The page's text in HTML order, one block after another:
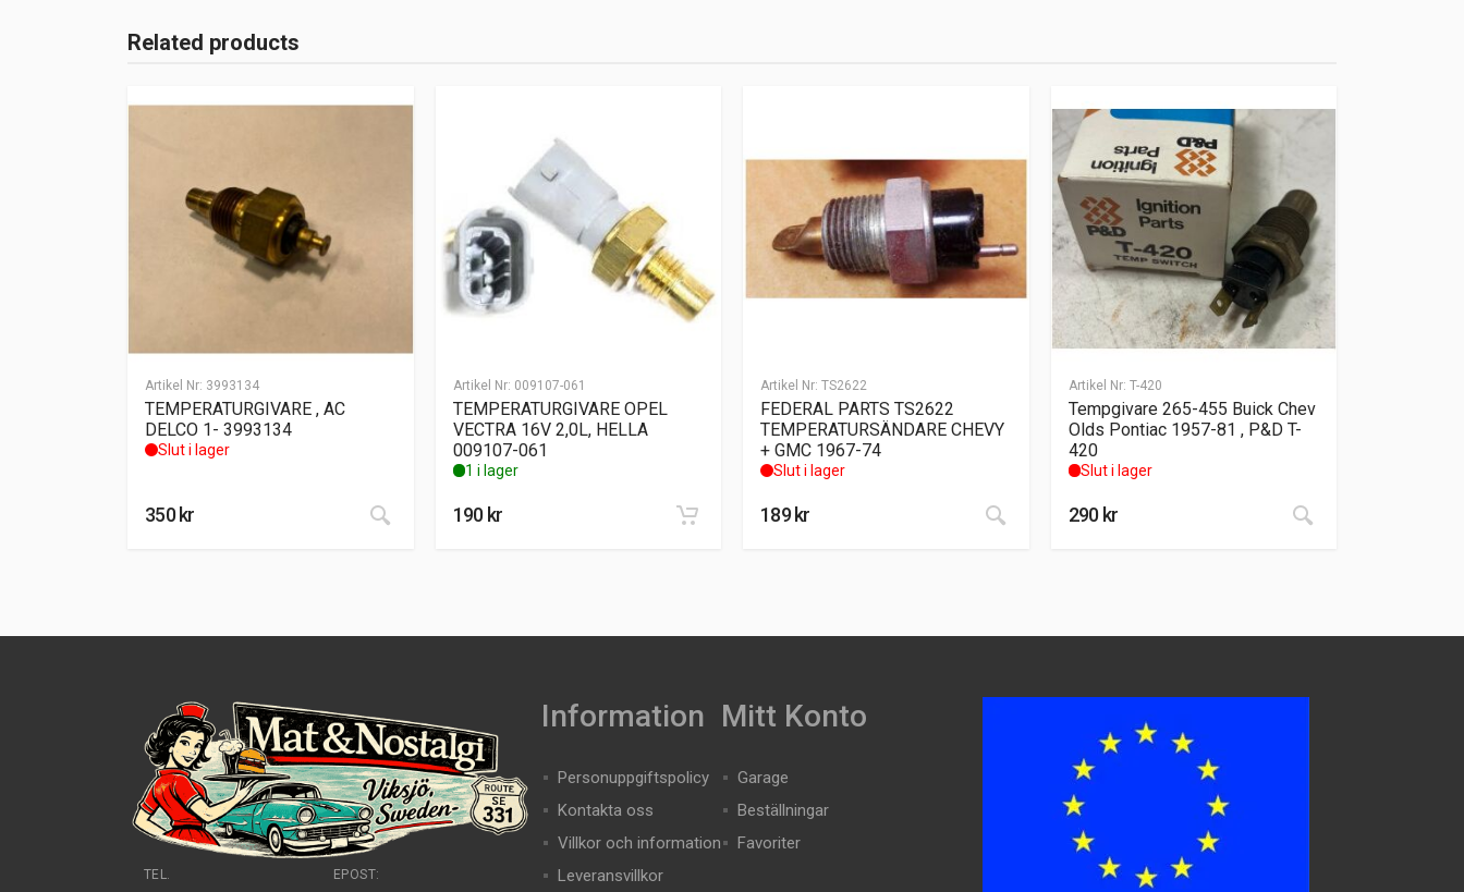
Related products
Artikel Nr: 3993134
TEMPERATURGIVARE , AC
DELCO 1- 3993134
Slut i lager
350kr
Artikel Nr: 009107-061
TEMPERATURGIVARE OPEL
VECTRA 16V 2,0L, HELLA
009107-061
1 i lager
190kr
Artikel Nr: TS2622
FEDERAL PARTS TS2622
TEMPERATURSÄNDARE CHEVY
+ GMC 1967-74
Slut i lager
189kr
Artikel Nr: T-420
Tempgivare 265-455 Buick Chev
Olds Pontiac 1957-81 , P&D T-
420
Slut i lager
290kr
TEL. EPOST:
Information
Personuppgiftspolicy
Kontakta oss
Villkor och information
Leveransvillkor
Mitt Konto
Garage
Beställningar
Favoriter